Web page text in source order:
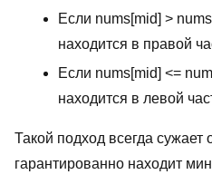
Если nums[mid] >
находится в правой
Если nums[mid] <=
находится в левой
Такой подход всегда сужает
гарантированно находит